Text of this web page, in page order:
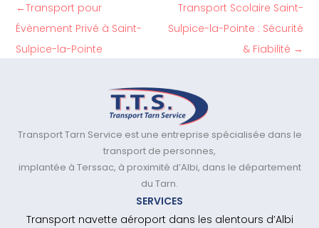
←Transport pour
Évènement Privé à Saint-
Sulpice-la-Pointe
Transport Scolaire Saint-
Sulpice-la-Pointe : Sécurité
& Fiabilité →
Transport Tarn Service est une entreprise spécialisée dans le
transport de personnes,
implantée à Terssac, à proximité d’Albi, dans le département
du Tarn.
SERVICES
Transport navette aéroport dans les alentours d’Albi